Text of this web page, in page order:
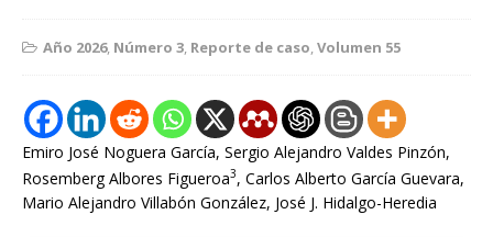
Año 2026, Número 3, Reporte de caso,Volumen 55
Emiro José Noguera García, Sergio Alejandro Valdes Pinzón,
Rosemberg Albores Figueroa3, Carlos Alberto García Guevara,
Mario Alejandro Villabón González, José J. Hidalgo-Heredia